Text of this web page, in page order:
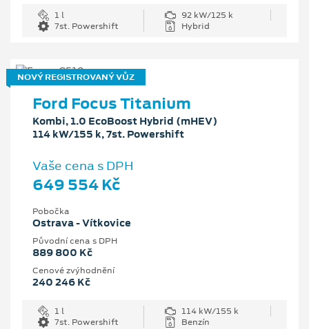
1 l
92 kW/125 k
7st. Powershift
Hybrid
NOVÝ REGISTROVANÝ VŮZ
Ford Focus Titanium
Kombi, 1.0 EcoBoost Hybrid (mHEV)
114 kW/155 k, 7st. Powershift
Vaše cena s DPH
649 554 Kč
Pobočka
Ostrava - Vítkovice
Původní cena s DPH
889 800 Kč
Cenové zvýhodnění
240 246 Kč
1 l
114 kW/155 k
7st. Powershift
Benzín